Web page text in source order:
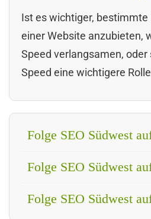
Ist es wichtiger,
einer Website anzubieten,
Speed verlangsamen, oder
Speed eine wichtigere
Folge SEO Südwest
Folge SEO Südwest
Folge SEO Südwest